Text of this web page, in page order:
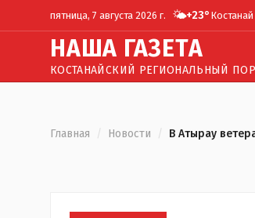
пятница, 7 августа 2026 г. 🌤️+23° Костанай
НАША ГАЗЕТА
КОСТАНАЙСКИЙ РЕГИОНАЛЬНЫЙ
Главная / Новости / В Атырау